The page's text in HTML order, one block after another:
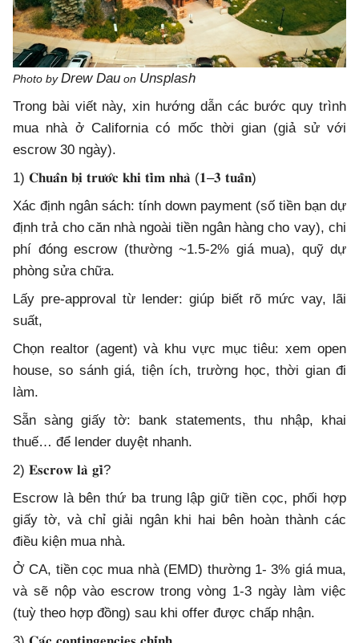
Photo byDrew Dau on Unsplash
Trong bài viết này, xin hướng dẫn các bước quy trình
mua nhà ở California có mốc thời gian (giả sử với
escrow 30 ngày).
1) 𝐂𝐡𝐮𝐚̂̉𝐧 𝐛𝐢̣ 𝐭𝐫𝐮̛𝐨̛́𝐜 𝐤𝐡𝐢 𝐭𝐢̀𝐦 𝐧𝐡𝐚̀ (𝟏–𝟑 𝐭𝐮𝐚̂̀𝐧)
Xác định ngân sách: tính down payment (số tiền bạn dự
định trả cho căn nhà ngoài tiền ngân hàng cho vay), chi
phí đóng escrow (thường ~1.5-2% giá mua), quỹ dự
phòng sửa chữa.
Lấy pre-approval từ lender: giúp biết rõ mức vay, lãi
suất,
Chọn realtor (agent) và khu vực mục tiêu: xem open
house, so sánh giá, tiện ích, trường học, thời gian đi
làm.
Sẵn sàng giấy tờ: bank statements, thu nhập, khai
thuế… để lender duyệt nhanh.
2) 𝐄𝐬𝐜𝐫𝐨𝐰 𝐥𝐚̀ 𝐠𝐢̀?
Escrow là bên thứ ba trung lập giữ tiền cọc, phối hợp
giấy tờ, và chỉ giải ngân khi hai bên hoàn thành các
điều kiện mua nhà.
Ở CA, tiền cọc mua nhà (EMD) thường 1- 3% giá mua,
và sẽ nộp vào escrow trong vòng 1-3 ngày làm việc
(tuỳ theo hợp đồng) sau khi offer được chấp nhận.